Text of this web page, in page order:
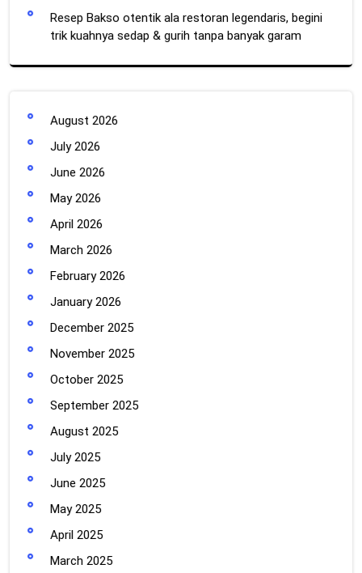
Resep Bakso otentik ala restoran legendaris, begini
trik kuahnya sedap & gurih tanpa banyak garam
August 2026
July 2026
June 2026
May 2026
April 2026
March 2026
February 2026
January 2026
December 2025
November 2025
October 2025
September 2025
August 2025
July 2025
June 2025
May 2025
April 2025
March 2025